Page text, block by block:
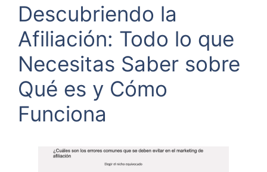
Descubriendo la
Afiliación: Todo lo que
Necesitas Saber sobre
Qué es y Cómo
Funciona